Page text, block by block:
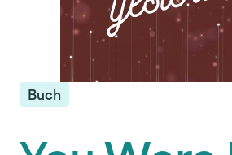
Buch